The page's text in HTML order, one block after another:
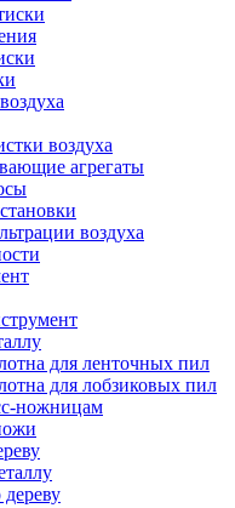
воздуха
агрегаты
воздуха
для ленточных пил
для лобзиковых пил
ножницам